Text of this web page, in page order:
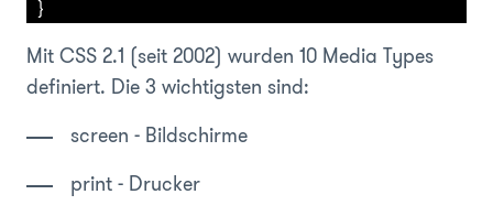
Mit CSS 2.1 (seit 2002) wurden 10 Media Types
definiert. Die 3 wichtigsten sind:
screen - Bildschirme
print- Drucker